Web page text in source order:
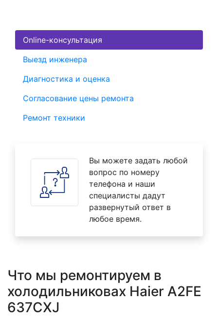
Online-консультация
Выезд инженера
Диагностика и оценка
Согласование цены ремонта
Ремонт техники
Вы можете задать любой
вопрос по номеру
телефона и наши
специалисты дадут
развернутый ответ в
любое время.
Что мы ремонтируем в
холодильниковах Haier A2FE
637CXJ